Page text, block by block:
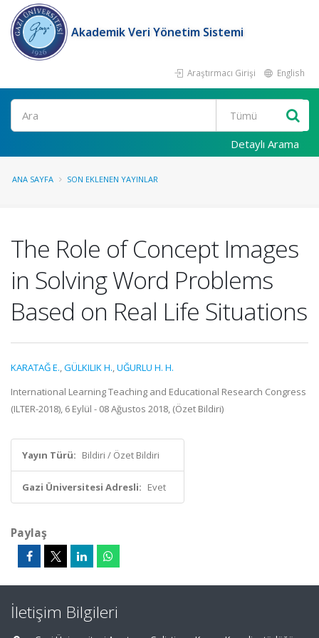
Akademik Veri Yönetim Sistemi
Araştırmacı Girişi English
Ara
Detaylı Arama
ANA SAYFA SON EKLENEN YAYINLAR
The Role of Concept Images
in Solving Word Problems
Based on Real Life Situations
KARATAĞ E.,GÜLKILIK H.,UĞURLU H. H.
International Learning Teaching and Educational Research Congress
(ILTER-2018), 6 Eylül - 08 Ağustos 2018, (Özet Bildiri)
Yayın Türü: Bildiri / Özet Bildiri
Gazi Üniversitesi Adresli: Evet
Paylaş
İletişim Bilgileri